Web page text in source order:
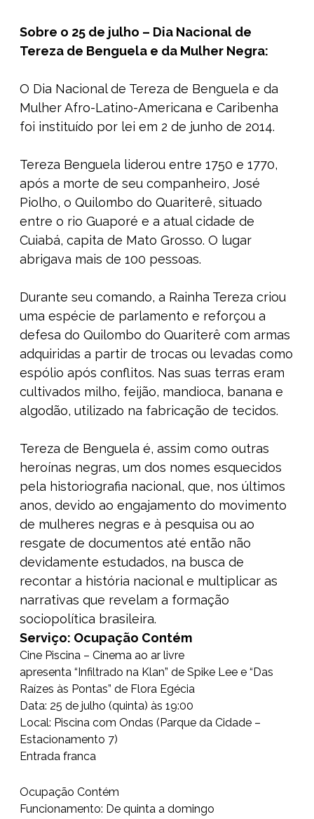
Sobre o 25 de julho – Dia Nacional de
Tereza de Benguela e da Mulher Negra:
O Dia Nacional de Tereza de Benguela e da
Mulher Afro-Latino-Americana e Caribenha
foi instituído por lei em 2 de junho de 2014.
Tereza Benguela liderou entre 1750 e 1770,
após a morte de seu companheiro, José
Piolho, o Quilombo do Quariterê, situado
entre o rio Guaporé e a atual cidade de
Cuiabá, capita de Mato Grosso. O lugar
abrigava mais de 100 pessoas.
Durante seu comando, a Rainha Tereza criou
uma espécie de parlamento e reforçou a
defesa do Quilombo do Quariterê com armas
adquiridas a partir de trocas ou levadas como
espólio após conflitos. Nas suas terras eram
cultivados milho, feijão, mandioca, banana e
algodão, utilizado na fabricação de tecidos.
Tereza de Benguela é, assim como outras
heroínas negras, um dos nomes esquecidos
pela historiografia nacional, que, nos últimos
anos, devido ao engajamento do movimento
de mulheres negras e à pesquisa ou ao
resgate de documentos até então não
devidamente estudados, na busca de
recontar a história nacional e multiplicar as
narrativas que revelam a formação
sociopolítica brasileira.
Serviço: Ocupação Contém
Cine Piscina – Cinema ao ar livre
apresenta “Infiltrado na Klan” de Spike Lee e “Das
Raízes às Pontas” de Flora Egécia
Data: 25 de julho (quinta) às 19:00
Local: Piscina com Ondas (Parque da Cidade –
Estacionamento 7)
Entrada franca
Ocupação Contém
Funcionamento: De quinta a domingo